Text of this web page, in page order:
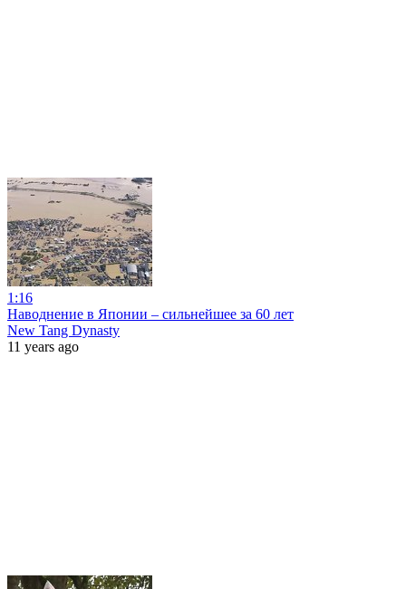
1:16
Наводнение в Японии – сильнейшее за 60 лет
New Tang Dynasty
11 years ago